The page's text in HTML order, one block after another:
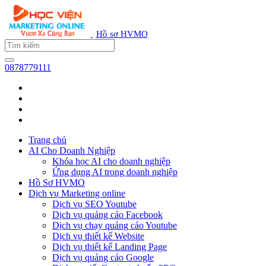
Hồ sơ HVMO
0878779111
Trang chủ
AI Cho Doanh Nghiệp
Khóa học AI cho doanh nghiệp
Ứng dụng AI trong doanh nghiệp
Hồ Sơ HVMO
Dịch vụ Marketing online
Dịch vụ SEO Youtube
Dịch vụ quảng cáo Facebook
Dịch vụ chạy quảng cáo Youtube
Dịch vụ thiết kế Website
Dịch vụ thiết kế Landing Page
Dịch vụ quảng cáo Google